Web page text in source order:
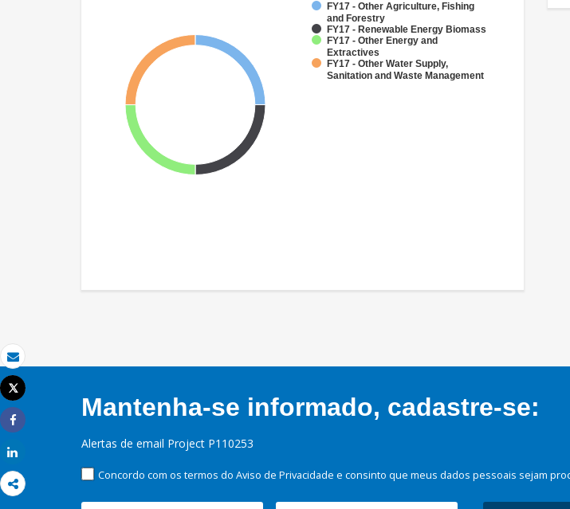
Email
Imprimir
Tweet
Share
FY17 - Other Agriculture, Fishing
and Forestry
FY17 - Renewable Energy Biomass
FY17 - Other Energy and
Extractives
FY17 - Other Water Supply,
Sanitation and Waste Management
Mantenha-se informado, cadastre-se:
Alertas de email Project P110253
Concordo com os termos do Aviso de Privacidade e consinto que meus dados pessoais sejam